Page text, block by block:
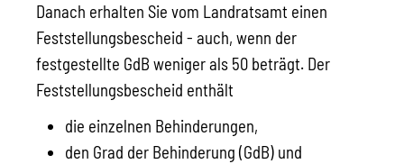
Danach erhalten Sie vom Landratsamt einen
Feststellungsbescheid - auch, wenn der
festgestellte GdB weniger als 50 beträgt. Der
Feststellungsbescheid enthält
die einzelnen Behinderungen,
den Grad der Behinderung (GdB) und